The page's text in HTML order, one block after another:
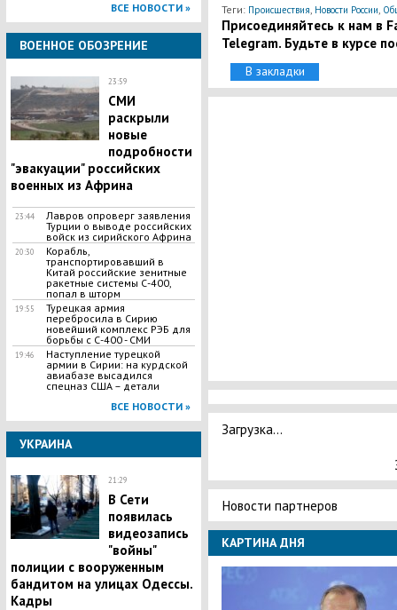
ВСЕ НОВОСТИ »
ВОЕННОЕ ОБОЗРЕНИЕ
23:59
СМИ
раскрыли
новые
подробности
"эвакуации" российских
военных из Африна
23:44
Лавров опроверг заявления
Турции о выводе российских
войск из сирийского Африна
20:30
Корабль,
транспортировавший в
Китай российские зенитные
ракетные системы С-400,
попал в шторм
19:55
Турецкая армия
перебросила в Сирию
новейший комплекс РЭБ для
борьбы с С-400 - СМИ
19:46
Наступление турецкой
армии в Сирии: на курдской
авиабазе высадился
спецназ США – детали
ВСЕ НОВОСТИ »
УКРАИНА
21:29
В Сети
появилась
видеозапись
"войны"
полиции с вооруженным
бандитом на улицах Одессы.
Кадры
Теги: Происшествия, Новости России,
Присоединяйтесь к нам в
Telegram. Будьте в курсе
В закладки
Загрузка...
Новости партнеров
КАРТИНА ДНЯ